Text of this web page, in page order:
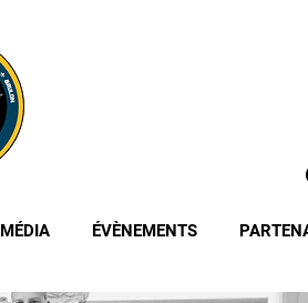
MÉDIA ÉVÈNEMENTS